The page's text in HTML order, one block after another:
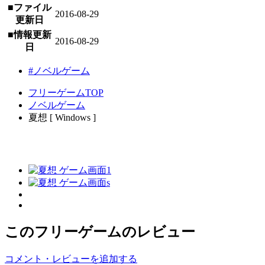
■ファイル
更新日
2016-08-29
■情報更新
日
2016-08-29
#ノベルゲーム
フリーゲームTOP
ノベルゲーム
夏想 [ Windows ]
このフリーゲームのレビュー
コメント・レビューを追加する